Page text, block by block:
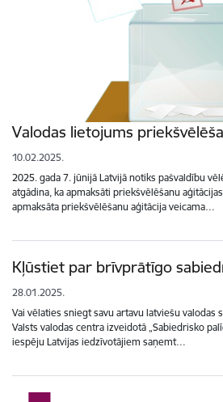
Valodas lietojums
10.02.2025.
2025. gada 7. jūnijā Latvijā notiks pašvaldību
atgādina, ka apmaksāti priekšvēlēšanu
apmaksāta priekšvēlēšanu aģitācija veicama…
Kļūstiet par brīvprātīgo
28.01.2025.
Vai vēlaties sniegt savu artavu latviešu valodas
Valsts valodas centra izveidotā „Sabiedrisko
iespēju Latvijas iedzīvotājiem saņemt…